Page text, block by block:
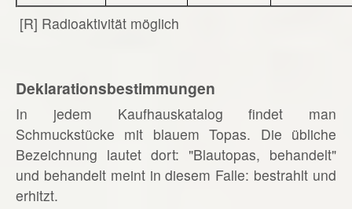
[R] Radioaktivität möglich
Deklarationsbestimmungen
In jedem Kaufhauskatalog findet man
Schmuckstücke mit blauem Topas. Die übliche
Bezeichnung lautet dort: "Blautopas, behandelt"
und behandelt meint in diesem Falle: bestrahlt und
erhitzt.